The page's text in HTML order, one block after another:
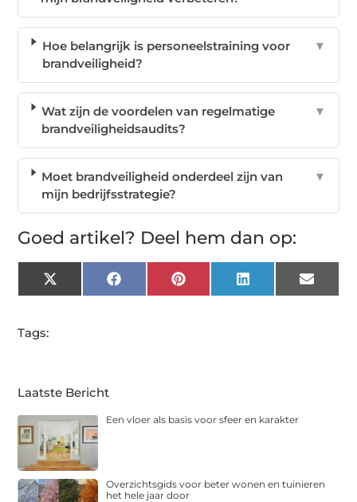
Hoe belangrijk is personeelstraining voor
brandveiligheid?
▼
Wat zijn de voordelen van regelmatige
brandveiligheidsaudits?
▼
Moet brandveiligheid onderdeel zijn van
mijn bedrijfsstrategie?
▼
Goed artikel? Deel hem dan op:
X
(Twitter)
FacebookPinterest LinkedIn Email
Tags:
Laatste Bericht
Een vloer als basis voor sfeer en karakter
Overzichtsgids voor beter wonen en tuinieren
het hele jaar door